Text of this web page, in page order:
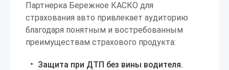
Партнерка Бережное КАСКО для
страхования авто привлекает аудиторию
благодаря понятным и востребованным
преимуществам страхового продукта:
Защита при ДТП без вины водителя.